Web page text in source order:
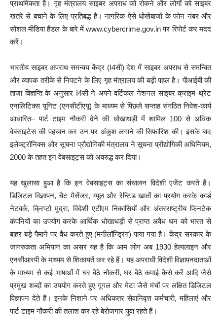
प्राथमिकता है। गृह मंत्रालय साइबर अपराध को रोकने और लोगों को साइबर
खतरे से बचाने के लिए प्रतिबद्ध है। नागरिक ऐसे धोखेबाजों के फोन नंबर और
सोशल मीडिया हैंडल के बारे में www.cybercrime.gov.in पर रिपोर्ट कर मदद
करें।
भारतीय साइबर अपराध समन्वय केंद्र (I4सी) देश में साइबर अपराध से समन्वित
और व्यापक तरीके से निपटने के लिए गृह मंत्रालय की बड़ी पहल है। पीआईबी की
ताजा विज्ञप्ति के अनुसार I4सी ने अपने वर्टिकल नेशनल साइबर क्राइम थ्रेट
एनालिटिक्स यूनिट (एनसीटीएयू) के माध्यम से पिछले सप्ताह संगठित निवेश-कार्य
आधारित– पार्ट टाइम नौकरी देने की धोखाधड़ी में शामिल 100 से अधिक
वेबसाइटेस की पहचान कर उन पर अंकुश लगाने की सिफारिश की। इसके बाद
इलेक्ट्रॉनिक्स और सूचना प्रौद्योगिकी मंत्रालय ने सूचना प्रौद्योगिकी अधिनियम,
2000 के तहत इन वेबसाइट्स को अवरुद्ध कर दिया।
यह खुलासा हुआ है कि इन वेबसाइट्स का संचालन विदेशी एजेंट करते हैं।
डिजिटल विज्ञापन, चैट मैसेंजर, म्यूल और रेन्टिड खातों का प्रयोग करके कार्ड
नेटवर्क, क्रिप्टो मुद्रा, विदेशी एटीएम निकासियों और अंतरराष्ट्रीय फिनटेक
कंपनियों का उपयोग करके आर्थिक धोखाधड़ी से प्राप्त अवैध धन को भारत से
बाहर बड़े पैमाने पर वैध करते हुए (मनीलॉन्ड्रिंग) पाया गया है। केंद्र सरकार के
जागरुकता अभियान का असर यह है कि आम लोग अब 1930 हेल्पलाइन और
एनसीआरपी के माध्यम से शिकायतें कर रहे हैं। यह अपराधी विदेशी विज्ञापनदाताओं
के माध्यम से कई भाषाओं में घर बैठे नौकरी, घर बैठे कमाई कैसे करें आदि जैसे
प्रमुख शब्दों का उपयोग करते हुए गूगल और मेटा जैसे मंचों पर लक्षित डिजिटल
विज्ञापन देते हैं। इनके निशाने पर अधिकतर सेवानिवृत्त कर्मचारी, महिलाएं और
पार्ट टाइम नौकरी की तलाश कर रहे बेरोजगार युवा रहते हैं।